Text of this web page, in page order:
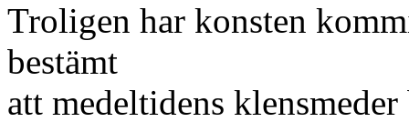
Troligen har konsten
bestämt
att medeltidens